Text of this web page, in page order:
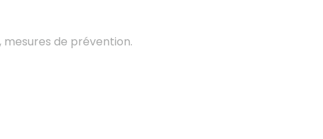
mesures de prévention.